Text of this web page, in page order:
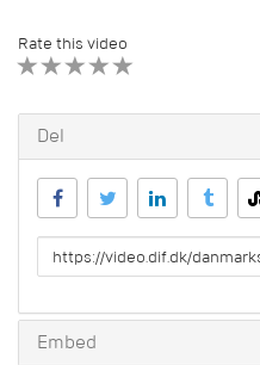
Rate this video
Del
URL
to
Embed